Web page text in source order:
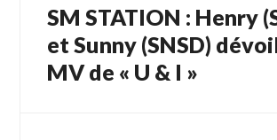
de
l’article
Article
précédent :
SM STATION : Henry
et Sunny (SNSD)
MV de « U & I »